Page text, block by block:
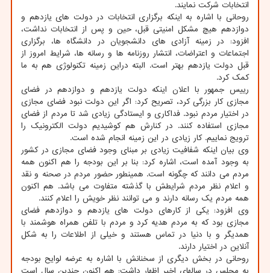
انتخابات شرکت نمایند.
روحانی با اشاره به اینکه برگزاری انتخابات در دولت های یازدهم و
دوازدهم هیچ مشکل امنیتی قبل، حین و پس از انتخابات نداشت،
افزود: در زمینه آزادی های دانشجویان در دانشگاه ها، برگزاری
اجتماعات و اعتراضات، انتشار روزنامه ها و رسانه ها، شرایط امروز از
قبل دولت یازدهم بهتر است. البته دراین زمینه تکنولوژی هم به ما
کمک کرد.
رییس جمهور با اعلان اینکه دولت یازدهم و دوازدهم در فضای
مجازی کار بزرگی کرد، تصریح کرد: اگر این دولت نبود فضای مجازی
در اختیار مردم نبود. فداکاری و ایستادگی زیادی شد تا مردم از فضای
مجازی استفاده کنند. در کنارش هم کوشیدیم دولت الکترونیک را
ترویج نماییم. کار زیادی در این زمینه انجام شده است.
وی بیان اینکه شفافیت زیادی بر مبنای وجود فضای مجازی در کشور
به وجود آمده است، اشاره کرد: بنا بر این بودجه را هم اکنون همه
مردم می دانند که چگونه است. همینطور حضور مردم در صحنه و نقد
و اعلام نظر مردم شرایطش با گذشته متفاوت می باشد. هم اکنون
همه مردم یک رسانه دارند و می توانند نظر خویش را اعلام کنند.
وی افزود: یکی از کارهای دولت های یازدهم و دوازدهم فضای
مجازی بود که به مردم هدیه کرد و مردم با تلفن همراه هوشمند با
همدیگر و با دنیا در تماس هستند و خیلی از اطلاعات را به شکل
آنلاین در اختیار دارند.
روحانی در بخش دیگری از سخنانش با اشاره به عرضه لوایح بودجه